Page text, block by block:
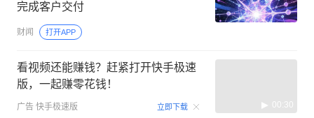
完成客户交付
财闻 打开APP
看视频还能赚钱？赶紧打开快手极速
版，一起赚零花钱！
广告 快手极速版 立即下载 00:30